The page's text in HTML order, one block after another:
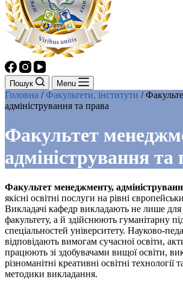
Пошук Menu
Головна /Факультети, інститути /
адміністрування та права
Факультет
адміністрування та
Факультет менеджменту,
якісні освітні послуги на рівні
Викладачі кафедр викладають не лише для
факультету, а й здійснюють гуманітарну
спеціальностей університету. Науково-
відповідають вимогам сучасної освіти,
працюють зі здобувачами вищої освіти,
різноманітні креативні освітні технології
методики викладання.